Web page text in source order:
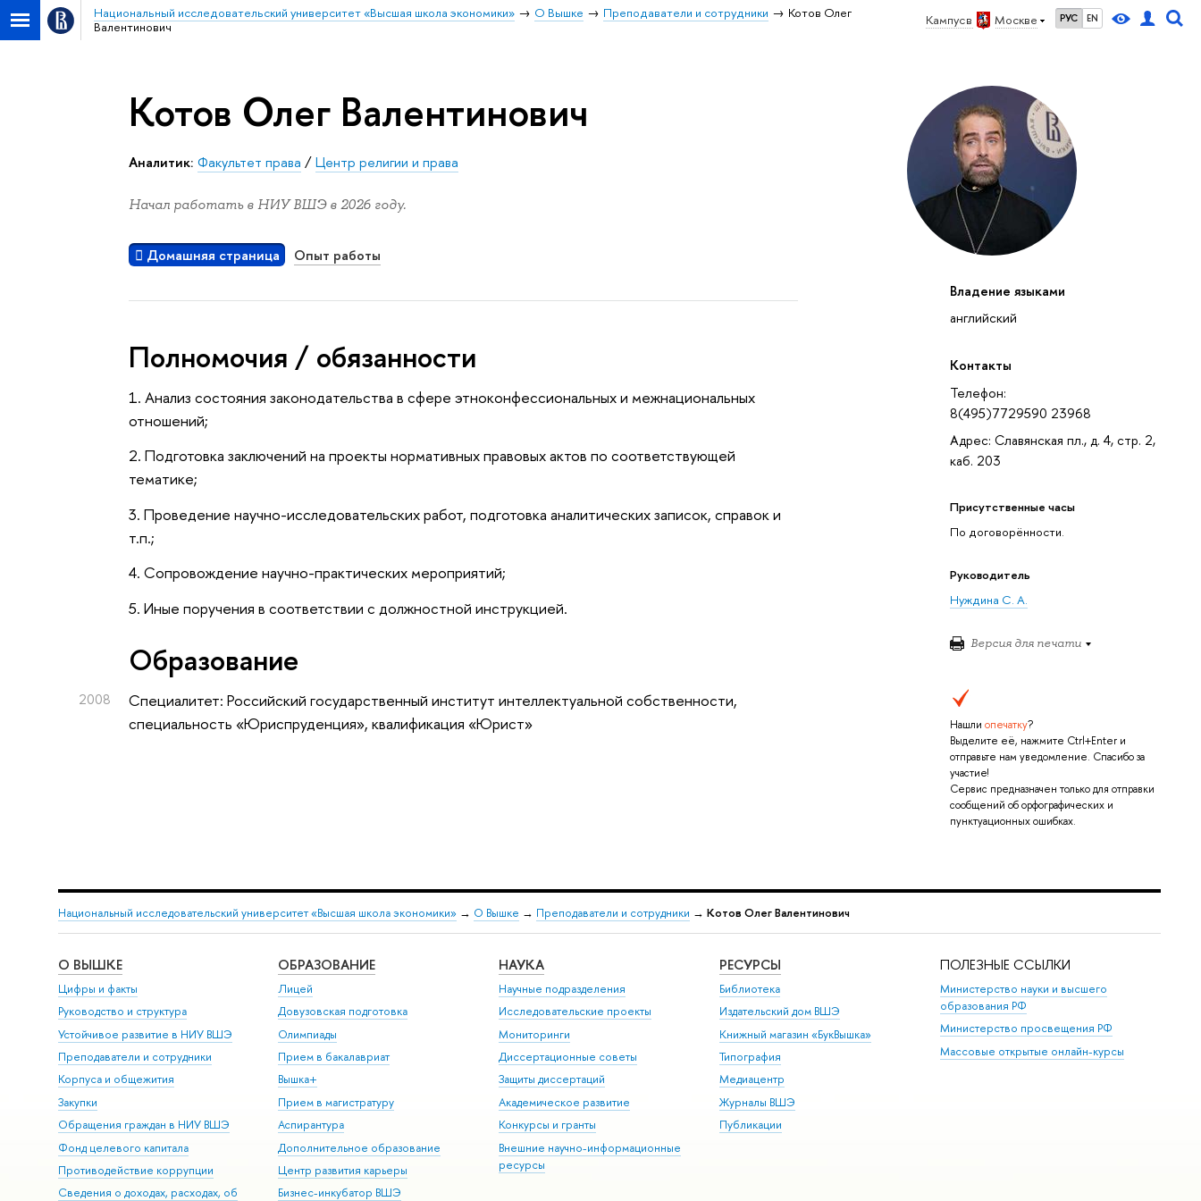
Кампус в Москве РУС EN
Национальный исследовательский университет «Высшая школа экономики» О Вышке Преподаватели и сотрудники
Котов Олег
Валентинович
Владение языками
английский
Контакты
Телефон:
8(495)7729590 23968
Адрес: Славянская пл., д. 4, стр. 2,
каб. 203
Присутственные часы
По договорённости.
Руководитель
Нуждина С. А.
Версия для печати
Нашли опечатку?
Выделите её, нажмите Ctrl+Enter и
отправьте нам уведомление. Спасибо за
участие!
Сервис предназначен только для отправки
сообщений об орфографических и
пунктуационных ошибках.
Котов Олег Валентинович
Аналитик: Факультет права /Центр религии и права
Начал работать в НИУ ВШЭ в 2026 году.
Домашняя страница Опыт работы
Полномочия / обязанности
1. Анализ состояния законодательства в сфере этноконфессиональных и межнациональных
отношений;
2. Подготовка заключений на проекты нормативных правовых актов по соответствующей
тематике;
3. Проведение научно-исследовательских работ, подготовка аналитических записок, справок и
т.п.;
4. Сопровождение научно-практических мероприятий;
5. Иные поручения в соответствии с должностной инструкцией.
Oбразование
2008
Специалитет: Российский государственный институт интеллектуальной собственности,
специальность «Юриспруденция», квалификация «Юрист»
Национальный исследовательский университет «Высшая школа экономики» → О Вышке → Преподаватели и сотрудники → Котов Олег Валентинович
О ВЫШКЕ
Цифры и факты
Руководство и структура
Устойчивое развитие в НИУ ВШЭ
Преподаватели и сотрудники
Корпуса и общежития
Закупки
Обращения граждан в НИУ ВШЭ
Фонд целевого капитала
Противодействие коррупции
Сведения о доходах, расходах, об
ОБРАЗОВАНИЕ
Лицей
Довузовская подготовка
Олимпиады
Прием в бакалавриат
Вышка+
Прием в магистратуру
Аспирантура
Дополнительное образование
Центр развития карьеры
Бизнес-инкубатор ВШЭ
НАУКА
Научные подразделения
Исследовательские проекты
Мониторинги
Диссертационные советы
Защиты диссертаций
Академическое развитие
Конкурсы и гранты
Внешние научно-информационные
ресурсы
РЕСУРСЫ
Библиотека
Издательский дом ВШЭ
Книжный магазин «БукВышка»
Типография
Медиацентр
Журналы ВШЭ
Публикации
ПОЛЕЗНЫЕ ССЫЛКИ
Министерство науки и высшего
образования РФ
Министерство просвещения РФ
Массовые открытые онлайн-курсы